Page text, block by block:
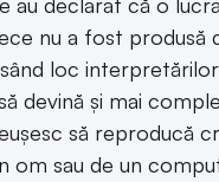
nu a fost produsă
loc
devină și mai
să reproducă
om sau de un